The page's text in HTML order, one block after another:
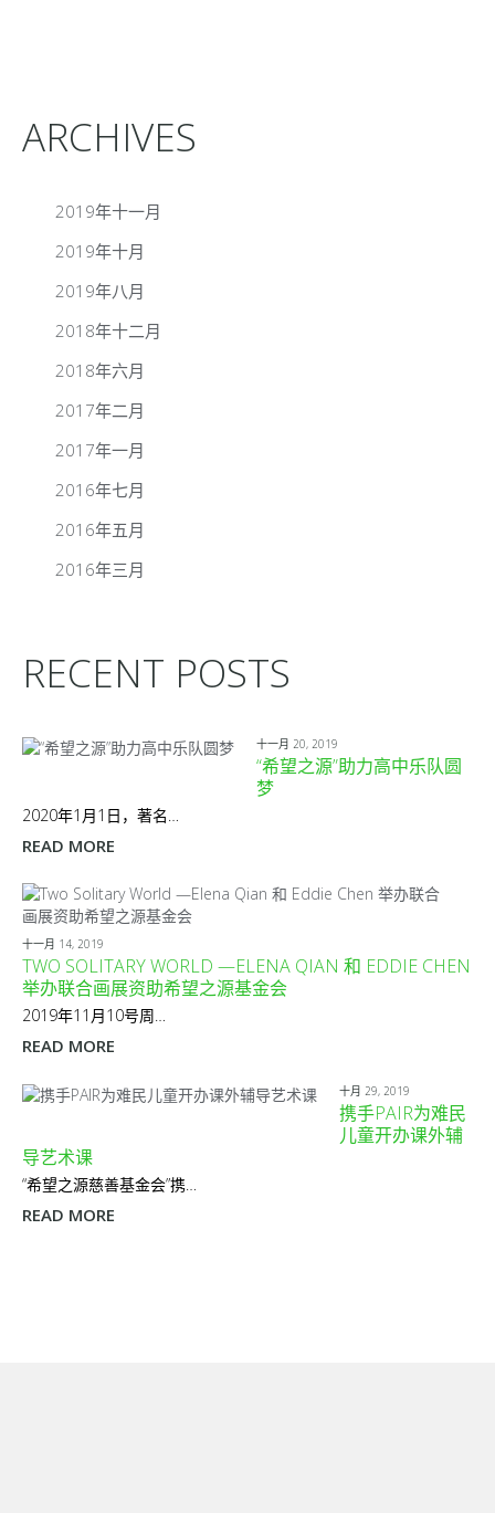
ARCHIVES
2019年十一月
2019年十月
2019年八月
2018年十二月
2018年六月
2017年二月
2017年一月
2016年七月
2016年五月
2016年三月
RECENT POSTS
十一月 20, 2019
“希望之源”助力高中乐队圆
梦
2020年1月1日，著名…
READ MORE
十一月 14, 2019
TWO SOLITARY WORLD —ELENA QIAN 和 EDDIE CHEN
举办联合画展资助希望之源基金会
2019年11月10号周…
READ MORE
十月 29, 2019
携手PAIR为难民
儿童开办课外辅
导艺术课
“希望之源慈善基金会”携…
READ MORE